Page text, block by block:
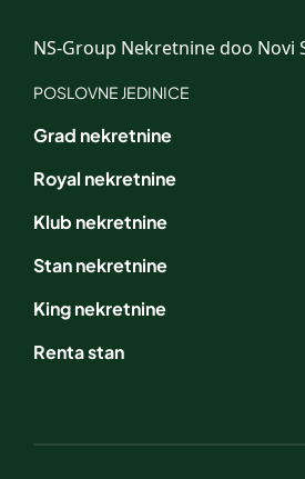
NS-Group Nekretnine doo Novi
POSLOVNE JEDINICE
Grad nekretnine
Royal nekretnine
Klub nekretnine
Stan nekretnine
King nekretnine
Renta stan